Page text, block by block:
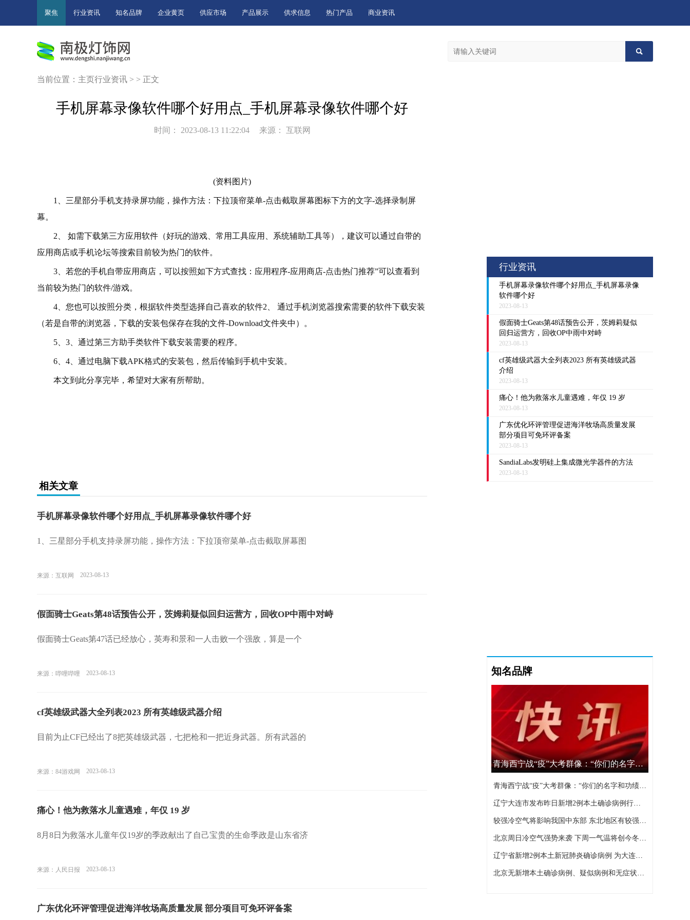
聚焦 行业资讯 知名品牌 企业黄页 供应市场 产品展示 供求信息 热门产品 商业资讯
当前位置： 主页行业资讯 > > 正文
手机屏幕录像软件哪个好用点_手机屏幕录像软件哪个好
时间： 2023-08-13 11:22:04 来源： 互联网
(资料图片)
1、三星部分手机支持录屏功能，操作方法：下拉顶帘菜单-点击截取屏幕图标下方的文字-选择录制屏
幕。
2、 如需下载第三方应用软件（好玩的游戏、常用工具应用、系统辅助工具等），建议可以通过自带的
应用商店或手机论坛等搜索目前较为热门的软件。
3、若您的手机自带应用商店，可以按照如下方式查找：应用程序-应用商店-点击热门推荐”可以查看到
当前较为热门的软件/游戏。
4、您也可以按照分类，根据软件类型选择自己喜欢的软件2、 通过手机浏览器搜索需要的软件下载安装
（若是自带的浏览器，下载的安装包保存在我的文件-Download文件夹中）。
5、3、通过第三方助手类软件下载安装需要的程序。
6、4、通过电脑下载APK格式的安装包，然后传输到手机中安装。
本文到此分享完毕，希望对大家有所帮助。
相关文章
手机屏幕录像软件哪个好用点_手机屏幕录像软件哪个好
1、三星部分手机支持录屏功能，操作方法：下拉顶帘菜单-点击截取屏幕图
来源：互联网 2023-08-13
假面骑士Geats第48话预告公开，茨姆莉疑似回归运营方，回收OP中雨中对峙
假面骑士Geats第47话已经放心，英寿和景和一人击败一个强敌，算是一个
来源：哔哩哔哩 2023-08-13
cf英雄级武器大全列表2023 所有英雄级武器介绍
目前为止CF已经出了8把英雄级武器，七把枪和一把近身武器。所有武器的
来源：84游戏网 2023-08-13
痛心！他为救落水儿童遇难，年仅 19 岁
8月8日为救落水儿童年仅19岁的季政献出了自己宝贵的生命季政是山东省济
来源：人民日报 2023-08-13
广东优化环评管理促进海洋牧场高质量发展 部分项目可免环评备案
行业资讯
手机屏幕录像软件哪个好用点_手机屏幕录像
软件哪个好
2023-08-13
假面骑士Geats第48话预告公开，茨姆莉疑似
回归运营方，回收OP中雨中对峙
2023-08-13
cf英雄级武器大全列表2023 所有英雄级武器
介绍
2023-08-13
痛心！他为救落水儿童遇难，年仅 19 岁
2023-08-13
广东优化环评管理促进海洋牧场高质量发展
部分项目可免环评备案
2023-08-13
SandiaLabs发明硅上集成微光学器件的方法
2023-08-13
知名品牌
青海西宁战“疫”大考群像：“你们的名字和功绩，西宁不会忘记”
青海西宁战“疫”大考群像：“你们的名字和功绩，西宁不会忘记”
辽宁大连市发布昨日新增2例本土确诊病例行程轨迹
较强冷空气将影响我国中东部 东北地区有较强降雪
北京周日冷空气强势来袭 下周一气温将创今冬以来新低
辽宁省新增2例本土新冠肺炎确诊病例 为大连市报告
北京无新增本土确诊病例、疑似病例和无症状感染者